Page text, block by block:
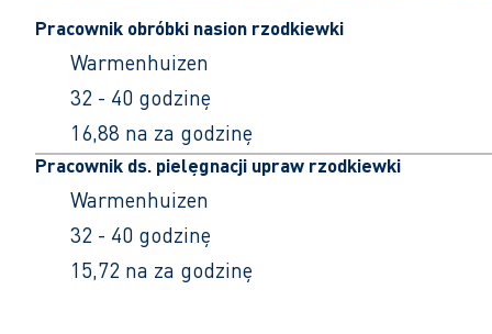
Pracownik obróbki nasion rzodkiewki
Warmenhuizen
32 - 40 godzinę
16,88 na za godzinę
Pracownik ds. pielęgnacji upraw rzodkiewki
Warmenhuizen
32 - 40 godzinę
15,72 na za godzinę